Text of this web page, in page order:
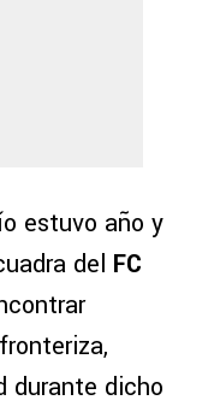
estuvo año y
del FC
durante dicho